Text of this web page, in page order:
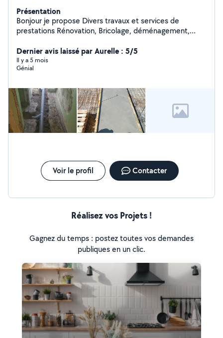
Présentation
Bonjour je propose Divers travaux et services de
prestations Rénovation, Bricolage, déménagement,
Dernier avis laissé par Aurelle : 5/5
Il y a 5 mois
Génial
Voir le profil Contacter
Réalisez vos Projets !
Gagnez du temps : postez toutes vos demandes
publiques en un clic.